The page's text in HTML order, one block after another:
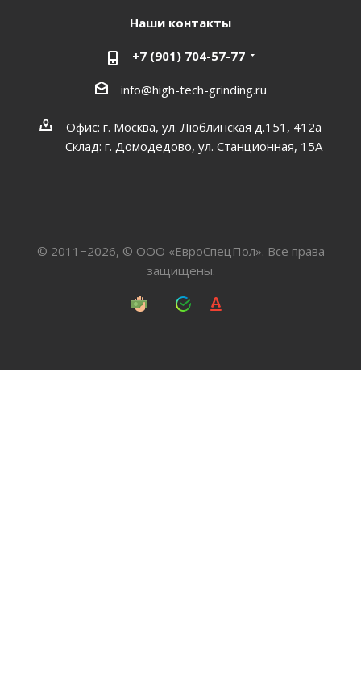
Наши контакты
+7 (901) 704-57-77
info@high-tech-grinding.ru
Офис: г. Москва, ул. Люблинская д.151, 412a
Склад: г. Домодедово, ул. Станционная, 15А
© 2011−2026, © ООО «ЕвроСпецПол». Все права
защищены.